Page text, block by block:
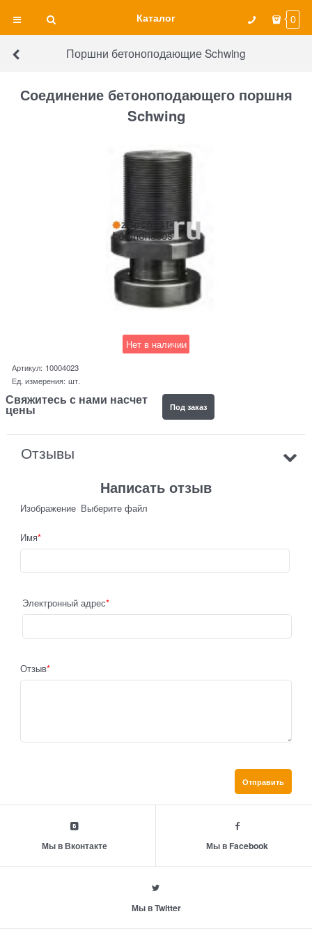
Каталог 0
Поршни бетоноподающие Schwing
Соединение бетоноподающего поршня
Schwing
Нет в наличии
Артикул: 10004023
Ед. измерения: шт.
Свяжитесь с нами насчет
цены Под заказ
Отзывы
Написать отзыв
Изображение Выберите файл
Имя
Электронный адрес
Отзыв
Мы в Вконтакте Мы в Facebook
Мы в Twitter